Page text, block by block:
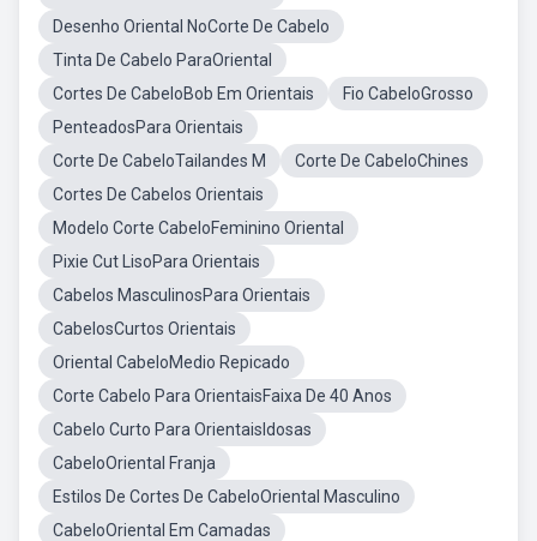
Desenho Oriental NoCorte De Cabelo
Tinta De Cabelo ParaOriental
Cortes De CabeloBob Em Orientais
Fio CabeloGrosso
PenteadosPara Orientais
Corte De CabeloTailandes M
Corte De CabeloChines
Cortes De Cabelos Orientais
Modelo Corte CabeloFeminino Oriental
Pixie Cut LisoPara Orientais
Cabelos MasculinosPara Orientais
CabelosCurtos Orientais
Oriental CabeloMedio Repicado
Corte Cabelo Para OrientaisFaixa De 40 Anos
Cabelo Curto Para OrientaisIdosas
CabeloOriental Franja
Estilos De Cortes De CabeloOriental Masculino
CabeloOriental Em Camadas